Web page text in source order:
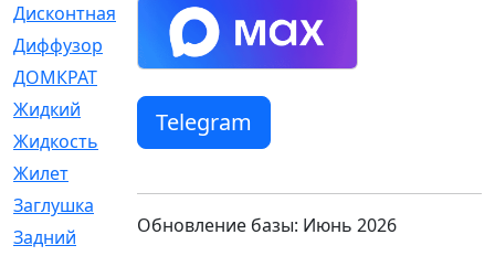
Дисконтная
[1]
Диффузор
[1]
ДОМКРАТ
[1]
Жидкий
Жидкость
[80]
Жилет
Заглушка
Задний
[528]
Telegram
Обновление базы: Июнь 2026